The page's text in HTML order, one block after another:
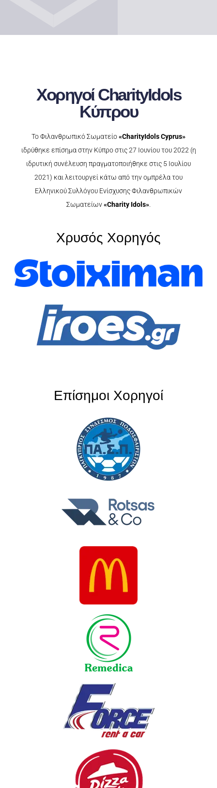
Χορηγοί CharityIdols
Κύπρου
Το Φιλανθρωπικό Σωματείο«CharityIdols Cyprus»
ιδρύθηκε επίσημα στην Κύπρο στις 27 Ιουνίου του 2022 (η
ιδρυτική συνέλευση πραγματοποιήθηκε στις 5 Ιουλίου
2021) και λειτουργεί κάτω από την ομπρέλα του
Ελληνικού Συλλόγου Ενίσχυσης Φιλανθρωπικών
Σωματείων«Charity Idols»
Χρυσός Χορηγός
Επίσημοι Χορηγοί